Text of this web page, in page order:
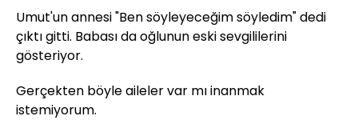
Umut'un annesi "Ben söyleyeceğim söyledim" dedi
çıktı gitti. Babası da oğlunun eski sevgililerini
gösteriyor.
Gerçekten böyle aileler var mı inanmak
istemiyorum.